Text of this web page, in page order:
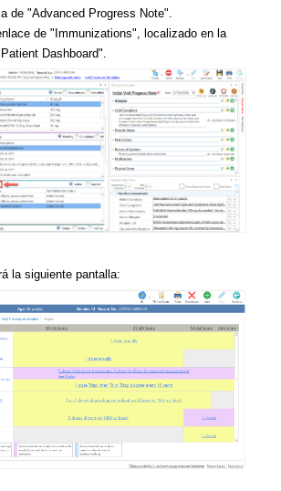
de "Advanced Progress Note".
de "Immunizations", localizado en la
Dashboard".
la siguiente pantalla: